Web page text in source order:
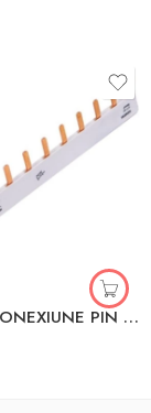
BARA DE CONEXIUNE PIN 2P 63A L=100CM (54PINI) VECAS